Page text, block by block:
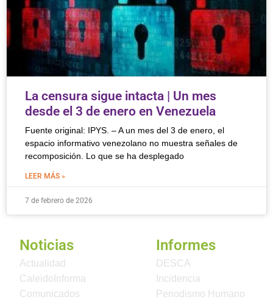
La censura sigue intacta | Un mes
desde el 3 de enero en Venezuela
Fuente original: IPYS. – A un mes del 3 de enero, el
espacio informativo venezolano no muestra señales de
recomposición. Lo que se ha desplegado
LEER MÁS »
7 de febrero de 2026
Noticias
Actualidad
CaleidoInforma
Comunicados
Informes
DESCA
Incidencia
Periodismo Humano